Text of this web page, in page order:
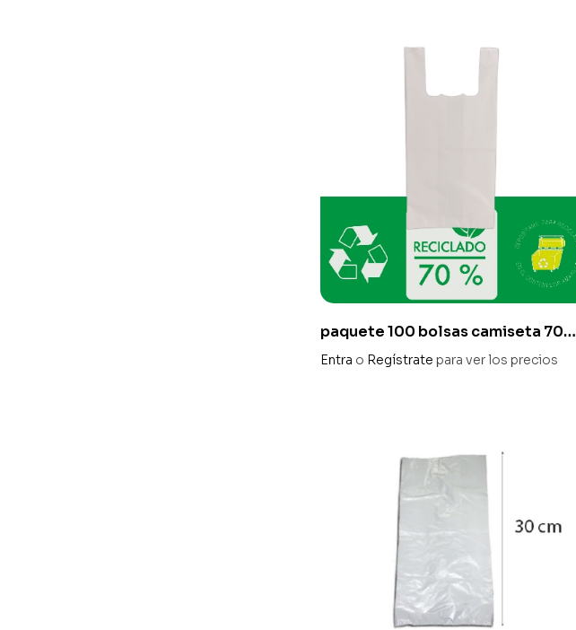
paquete 100 bolsas camiseta 70%
reciclado 40/26 x 50cm galga 200
Entra o Regístrate para ver los precios